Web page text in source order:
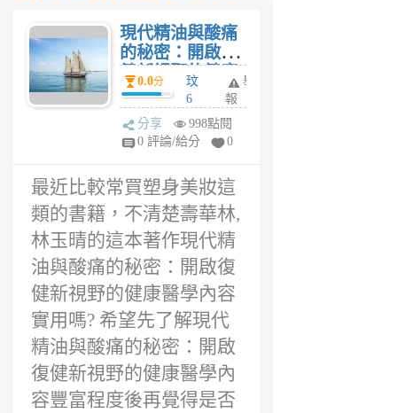
現代精油與酸痛
的秘密：開啟復
健新視野的健康
醫學評價，現代
精油與酸痛的秘
密：開啟復健新
視野的健康醫學
0.0分
玟
6
年
前
舉
報
分享
998點閱
0 評論/給分
0
最近比較常買塑身美妝這
類的書籍，不清楚壽華林,
林玉晴的這本著作現代精
油與酸痛的秘密：開啟復
健新視野的健康醫學內容
實用嗎? 希望先了解現代
精油與酸痛的秘密：開啟
復健新視野的健康醫學內
容豐富程度後再覺得是否